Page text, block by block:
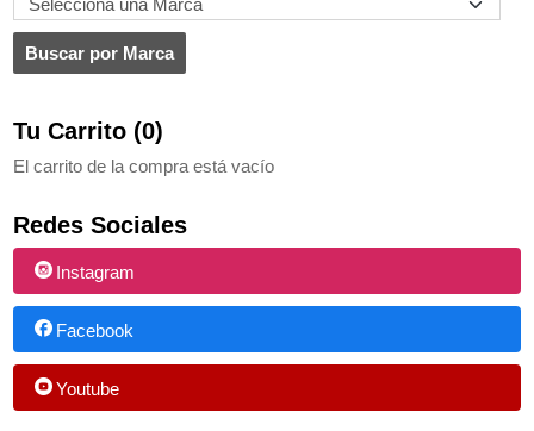
Tu Carrito (0)
El carrito de la compra está vacío
Redes Sociales
Instagram
Facebook
Youtube